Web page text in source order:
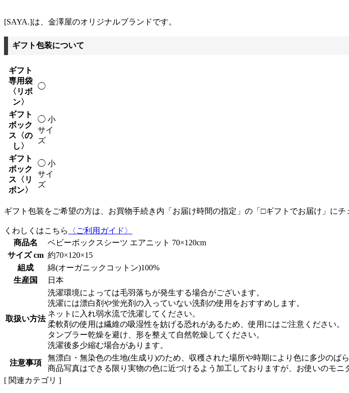
[SAYA.]は、金澤屋のオリジナルブランドです。
ギフト包装について
ギフト
専用袋
〈リボ
ン〉
◯
ギフト
ボック
ス〈の
し〉
◯ 小
サイ
ズ
ギフト
ボック
ス〈リ
ボン〉
◯ 小
サイ
ズ
ギフト包装をご希望の方は、お買物手続き内「お届け時間の指定」の「□ギフトでお届け」にチ
くわしくはこちら
〈ご利用ガイド〉
商品名
ベビーボックスシーツ エアニット 70×120cm
サイズ cm 約70×120×15
組成
綿(オーガニックコットン)100%
生産国
日本
取扱い方法
洗濯環境によっては毛羽落ちが発生する場合がございます。
洗濯には漂白剤や蛍光剤の入っていない洗剤の使用をおすすめします。
ネットに入れ弱水流で洗濯してください。
柔軟剤の使用は繊維の吸湿性を妨げる恐れがあるため、使用にはご注意ください。
タンブラー乾燥を避け、形を整えて自然乾燥してください。
洗濯後多少縮む場合があります。
注意事項
無漂白・無染色の生地(生成り)のため、収穫された場所や時期により色に多少のばら
商品写真はできる限り実物の色に近づけるよう加工しておりますが、お使いのモ
[ 関連カテゴリ ]